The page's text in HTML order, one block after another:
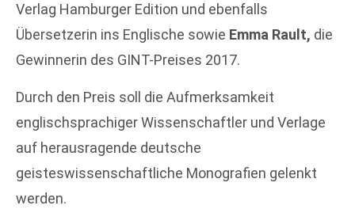
Verlag Hamburger Edition und ebenfalls
Übersetzerin ins Englische sowie Emma Rault, die
Gewinnerin des GINT-Preises 2017.
Durch den Preis soll die Aufmerksamkeit
englischsprachiger Wissenschaftler und Verlage
auf herausragende deutsche
geisteswissenschaftliche Monografien gelenkt
werden.